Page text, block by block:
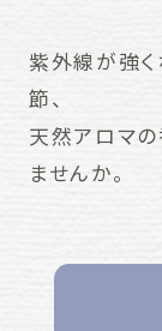
紫外線が強く
節、
天然アロマ
ませんか。